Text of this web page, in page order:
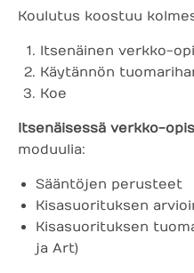
Koulutus koostuu
Itsenäinen verkko-
Käytännön
Koe
Itsenäisessä verkko-
moduulia:
Sääntöjen perusteet
Kisasuorituksen
Kisasuorituksen
ja Art)